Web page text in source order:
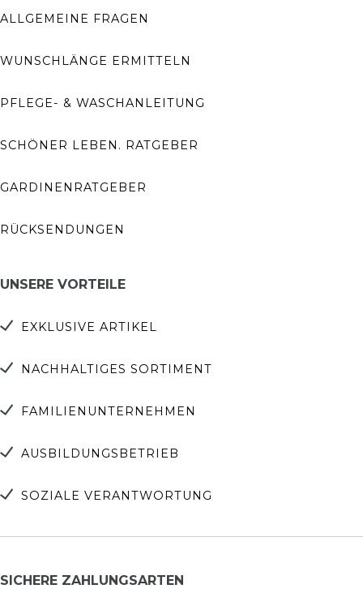
ALLGEMEINE FRAGEN
WUNSCHLÄNGE ERMITTELN
PFLEGE- & WASCHANLEITUNG
SCHÖNER LEBEN. RATGEBER
GARDINENRATGEBER
RÜCKSENDUNGEN
UNSERE VORTEILE
EXKLUSIVE ARTIKEL
NACHHALTIGES SORTIMENT
FAMILIENUNTERNEHMEN
AUSBILDUNGSBETRIEB
SOZIALE VERANTWORTUNG
SICHERE ZAHLUNGSARTEN